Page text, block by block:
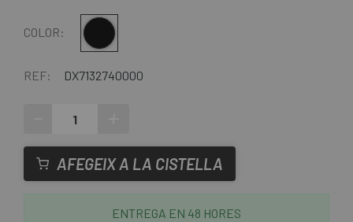
COLOR: Negre
REF: DX7132740000
AFEGEIX A LA CISTELLA
ENTREGA EN 48 HORES